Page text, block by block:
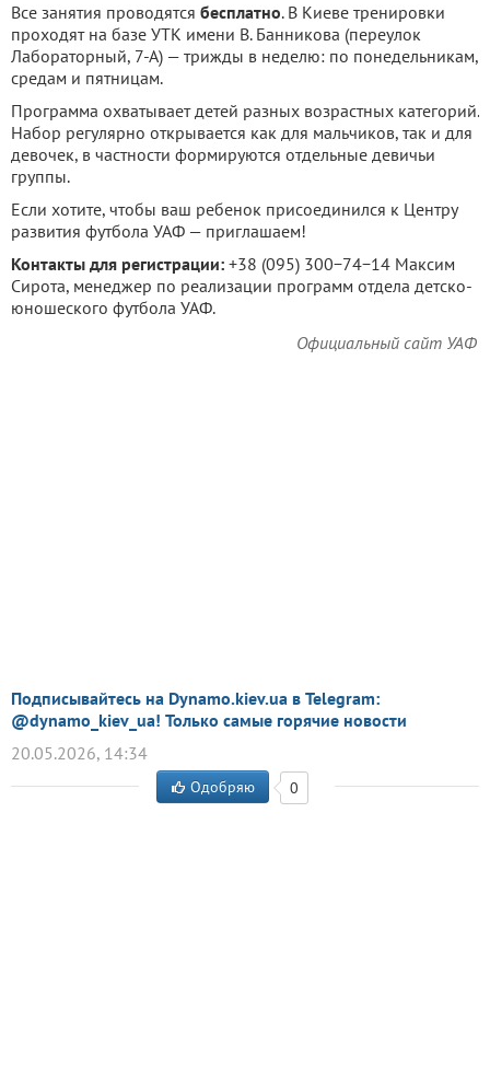
Все занятия проводятся бесплатно. В Киеве тренировки
проходят на базе УТК имени В. Банникова (переулок
Лабораторный, 7-А) — трижды в неделю: по понедельникам,
средам и пятницам.
Программа охватывает детей разных возрастных категорий.
Набор регулярно открывается как для мальчиков, так и для
девочек, в частности формируются отдельные девичьи
группы.
Если хотите, чтобы ваш ребенок присоединился к Центру
развития футбола УАФ — приглашаем!
Контакты для регистрации: +38 (095) 300−74−14 Максим
Сирота, менеджер по реализации программ отдела детско-
юношеского футбола УАФ.
Официальный сайт УАФ
Подписывайтесь на Dynamo.kiev.ua в Telegram:
@dynamo_kiev_ua! Только самые горячие новости
20.05.2026, 14:34
Одобряю 0